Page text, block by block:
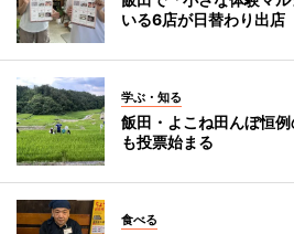
いる6店が日替わり出店
学ぶ・知る
飯田・よこね田んぼ恒
も投票始まる
食べる